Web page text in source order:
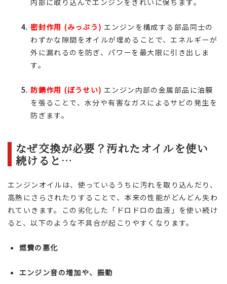
内部に取り込んでエンジンをきれいに保ちます。
密封作用 (みっぷう) エンジンを構成する部品同士の
わずかな隙間をオイルが埋めることで、エネルギーが
外に漏れるのを防ぎ、パワーを最大限に引き出しま
す。
防錆作用 (ぼうせい) エンジン内部の金属部品に油膜
を張ることで、水分や有害なガスによるサビの発生を
防ぎます。
なぜ交換が必要？汚れたオイルを使い
続けると…
エンジンオイルは、使っているうちに汚れを取り込んだり、
高熱にさらされたりすることで、本来の性能がどんどん失わ
れていきます。この劣化した「ドロドロの血液」を使い続け
ると、以下のような不具合が起こりやすくなります。
燃費の悪化
エンジン音の増加や、振動